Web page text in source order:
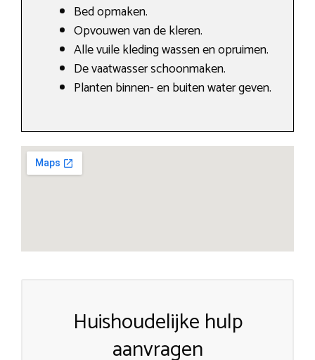
Bed opmaken.
Opvouwen van de kleren.
Alle vuile kleding wassen en opruimen.
De vaatwasser schoonmaken.
Planten binnen- en buiten water geven.
Huishoudelijke hulp
aanvragen